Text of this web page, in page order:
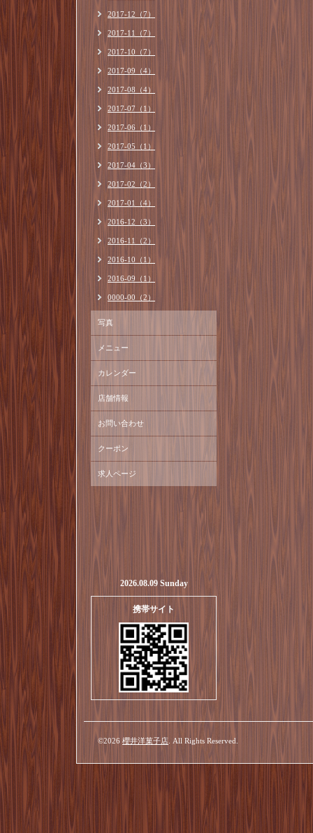
2017-12（7）
2017-11（7）
2017-10（7）
2017-09（4）
2017-08（4）
2017-07（1）
2017-06（1）
2017-05（1）
2017-04（3）
2017-02（2）
2017-01（4）
2016-12（3）
2016-11（2）
2016-10（1）
2016-09（1）
0000-00（2）
写真
メニュー
カレンダー
店舗情報
お問い合わせ
クーポン
求人ページ
2026.08.09 Sunday
携帯サイト
©2026 櫻井洋菓子店 . All Rights Reserved.